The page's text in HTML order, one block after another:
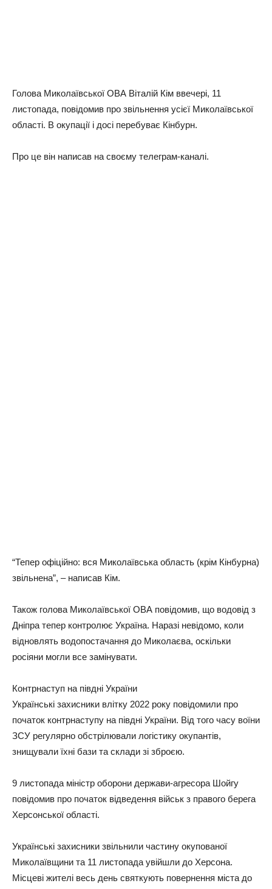
Голова Миколаївської ОВА Віталій Кім ввечері, 11
листопада, повідомив про звільнення усієї Миколаївської
області. В окупації і досі перебуває Кінбурн.
Про це він написав на своєму телеграм-каналі.
“Тепер офіційно: вся Миколаївська область (крім Кінбурна)
звільнена”, – написав Кім.
Також голова Миколаївської ОВА повідомив, що водовід з
Дніпра тепер контролює Україна. Наразі невідомо, коли
відновлять водопостачання до Миколаєва, оскільки
росіяни могли все замінувати.
Контрнаступ на півдні України
Українські захисники влітку 2022 року повідомили про
початок контрнаступу на півдні України. Від того часу воїни
ЗСУ регулярно обстрілювали логістику окупантів,
знищували їхні бази та склади зі зброєю.
9 листопада міністр оборони держави-агресора Шойгу
повідомив про початок відведення військ з правого берега
Херсонської області.
Українські захисники звільнили частину окупованої
Миколаївщини та 11 листопада увійшли до Херсона.
Місцеві жителі весь день святкують повернення міста до